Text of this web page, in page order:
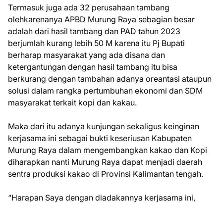
Termasuk juga ada 32 perusahaan tambang
olehkarenanya APBD Murung Raya sebagian besar
adalah dari hasil tambang dan PAD tahun 2023
berjumlah kurang lebih 50 M karena itu Pj Bupati
berharap masyarakat yang ada disana dan
ketergantungan dengan hasil tambang itu bisa
berkurang dengan tambahan adanya oreantasi ataupun
solusi dalam rangka pertumbuhan ekonomi dan SDM
masyarakat terkait kopi dan kakau.
Maka dari itu adanya kunjungan sekaligus keinginan
kerjasama ini sebagai bukti keseriusan Kabupaten
Murung Raya dalam mengembangkan kakao dan Kopi
diharapkan nanti Murung Raya dapat menjadi daerah
sentra produksi kakao di Provinsi Kalimantan tengah.
“Harapan Saya dengan diadakannya kerjasama ini,